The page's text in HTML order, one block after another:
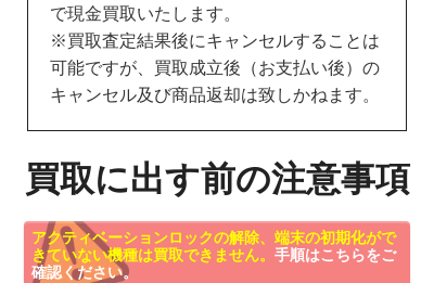
で現金買取いたします。
※買取査定結果後にキャンセルすることは
可能ですが、買取成立後（お支払い後）の
キャンセル及び商品返却は致しかねます。
買取に出す前の注意事項
アクティベーションロックの解除、端末の初期化がで
きていない機種は買取できません。 手順はこちらをご
確認ください。